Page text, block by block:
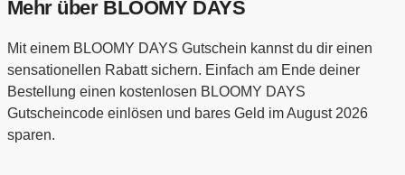
Mehr über BLOOMY DAYS
Mit einem BLOOMY DAYS Gutschein kannst du dir einen
sensationellen Rabatt sichern. Einfach am Ende deiner
Bestellung einen kostenlosen BLOOMY DAYS
Gutscheincode einlösen und bares Geld im August 2026
sparen.